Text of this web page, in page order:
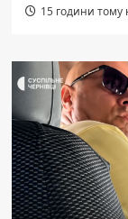
15 години тому